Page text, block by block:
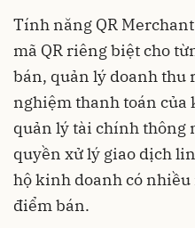
Tính năng QR
mã QR riêng biệt cho
bán, quản lý doanh thu
nghiệm thanh toán của
quản lý tài chính thông
quyền xử lý giao dịch
hộ kinh doanh có
điểm bán.